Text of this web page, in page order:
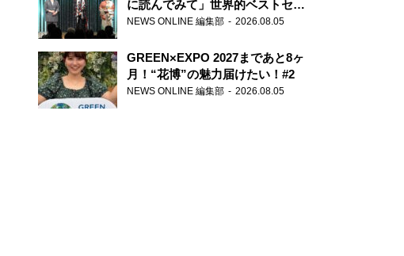
に読んでみて」世界的ベストセラ
ー『アナスタシア』を紹介
NEWS ONLINE 編集部 2026.08.05
GREEN×EXPO 2027まであと8ヶ
月！“花博”の魅力届けたい！#2
NEWS ONLINE 編集部 2026.08.05